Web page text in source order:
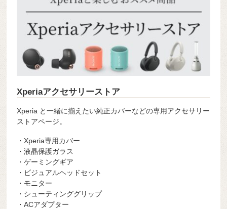
Xperiaアクセサリーストア
Xperia と一緒に揃えたい純正カバーなどの専用アクセサリー
ストアページ。
・Xperia専用カバー
・液晶保護ガラス
・ゲーミングギア
・ビジュアルヘッドセット
・モニター
・シューティンググリップ
・ACアダプター